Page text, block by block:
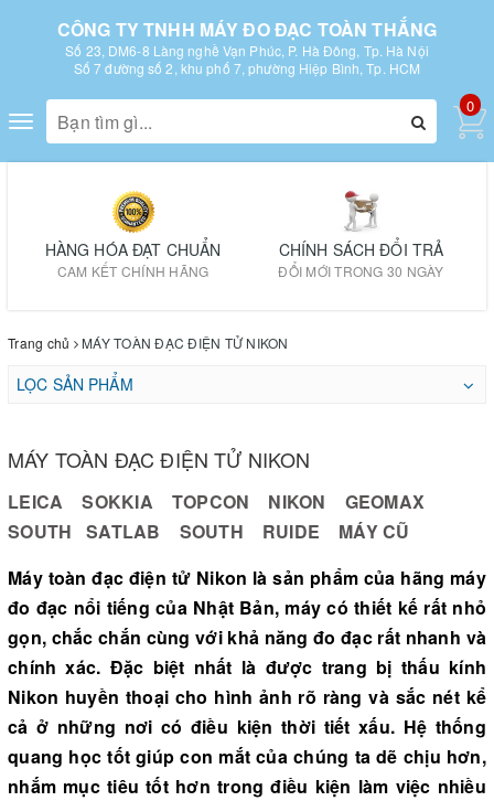
CÔNG TY TNHH MÁY ĐO ĐẠC TOÀN THẮNG
Số 23, DM6-8 Làng nghề Vạn Phúc, P. Hà Đông, Tp. Hà Nội
Số 7 đường số 2, khu phố 7, phường Hiệp Bình, Tp. HCM
Toggle
navigation
0
HÀNG HÓA ĐẠT CHUẨN
CAM KẾT CHÍNH HÃNG
CHÍNH SÁCH ĐỔI TRẢ
ĐỔI MỚI TRONG 30 NGÀY
Trang chủ MÁY TOÀN ĐẠC ĐIỆN TỬ NIKON
LỌC SẢN PHẨM
MÁY TOÀN ĐẠC ĐIỆN TỬ NIKON
LEICA SOKKIA TOPCON NIKON
GEOMAX
SOUTH
SATLAB SOUTH RUIDE
MÁY CŨ
Máy toàn đạc điện tử Nikon là sản phẩm của hãng máy
đo đạc nổi tiếng của Nhật Bản, máy có thiết kế rất nhỏ
gọn, chắc chắn cùng với khả năng đo đạc rất nhanh và
chính xác. Đặc biệt nhất là được trang bị thấu kính
Nikon huyền thoại cho hình ảnh rõ ràng và sắc nét kể
cả ở những nơi có điều kiện thời tiết xấu. Hệ thống
quang học tốt giúp con mắt của chúng ta dẽ chịu hơn,
nhắm mục tiêu tốt hơn trong điều kiện làm việc nhiều